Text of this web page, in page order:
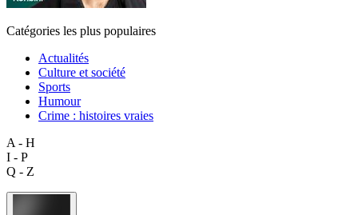
Catégories les plus populaires
Actualités
Culture et société
Sports
Humour
Crime : histoires vraies
A - H
I - P
Q - Z